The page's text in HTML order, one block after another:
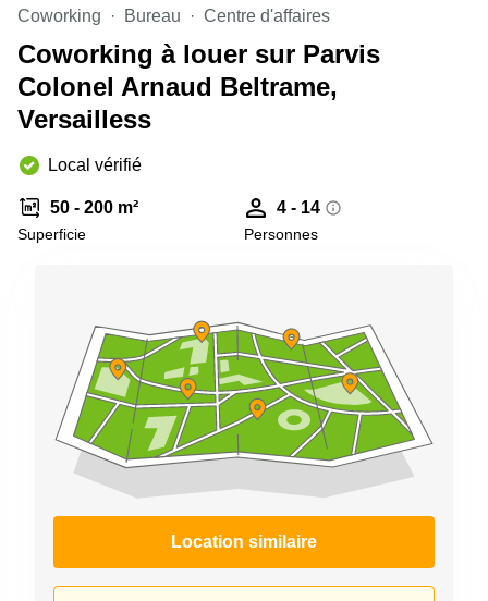
Coworking Bureau Centre d'affaires
Coworking à louer sur Parvis
Colonel Arnaud Beltrame,
Versailless
Local vérifié
50 - 200 m²
Superficie
4 - 14
Personnes
Location similaire